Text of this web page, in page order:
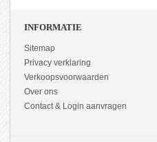
INFORMATIE
Sitemap
Privacy verklaring
Verkoopsvoorwaarden
Over ons
Contact & Login aanvragen